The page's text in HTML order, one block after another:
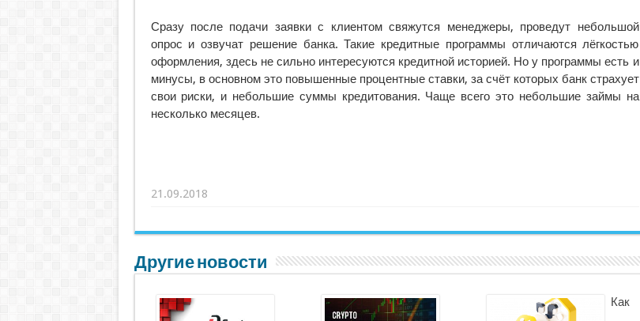
Сразу после подачи заявки с клиентом свяжутся менеджеры, проведут небольшой
опрос и озвучат решение банка. Такие кредитные программы отличаются лёгкостью
оформления, здесь не сильно интересуются кредитной историей. Но у программы есть и
минусы, в основном это повышенные процентные ставки, за счёт которых банк страхует
свои риски, и небольшие суммы кредитования. Чаще всего это небольшие займы на
несколько месяцев.
21.09.2018
Другие новости
Как